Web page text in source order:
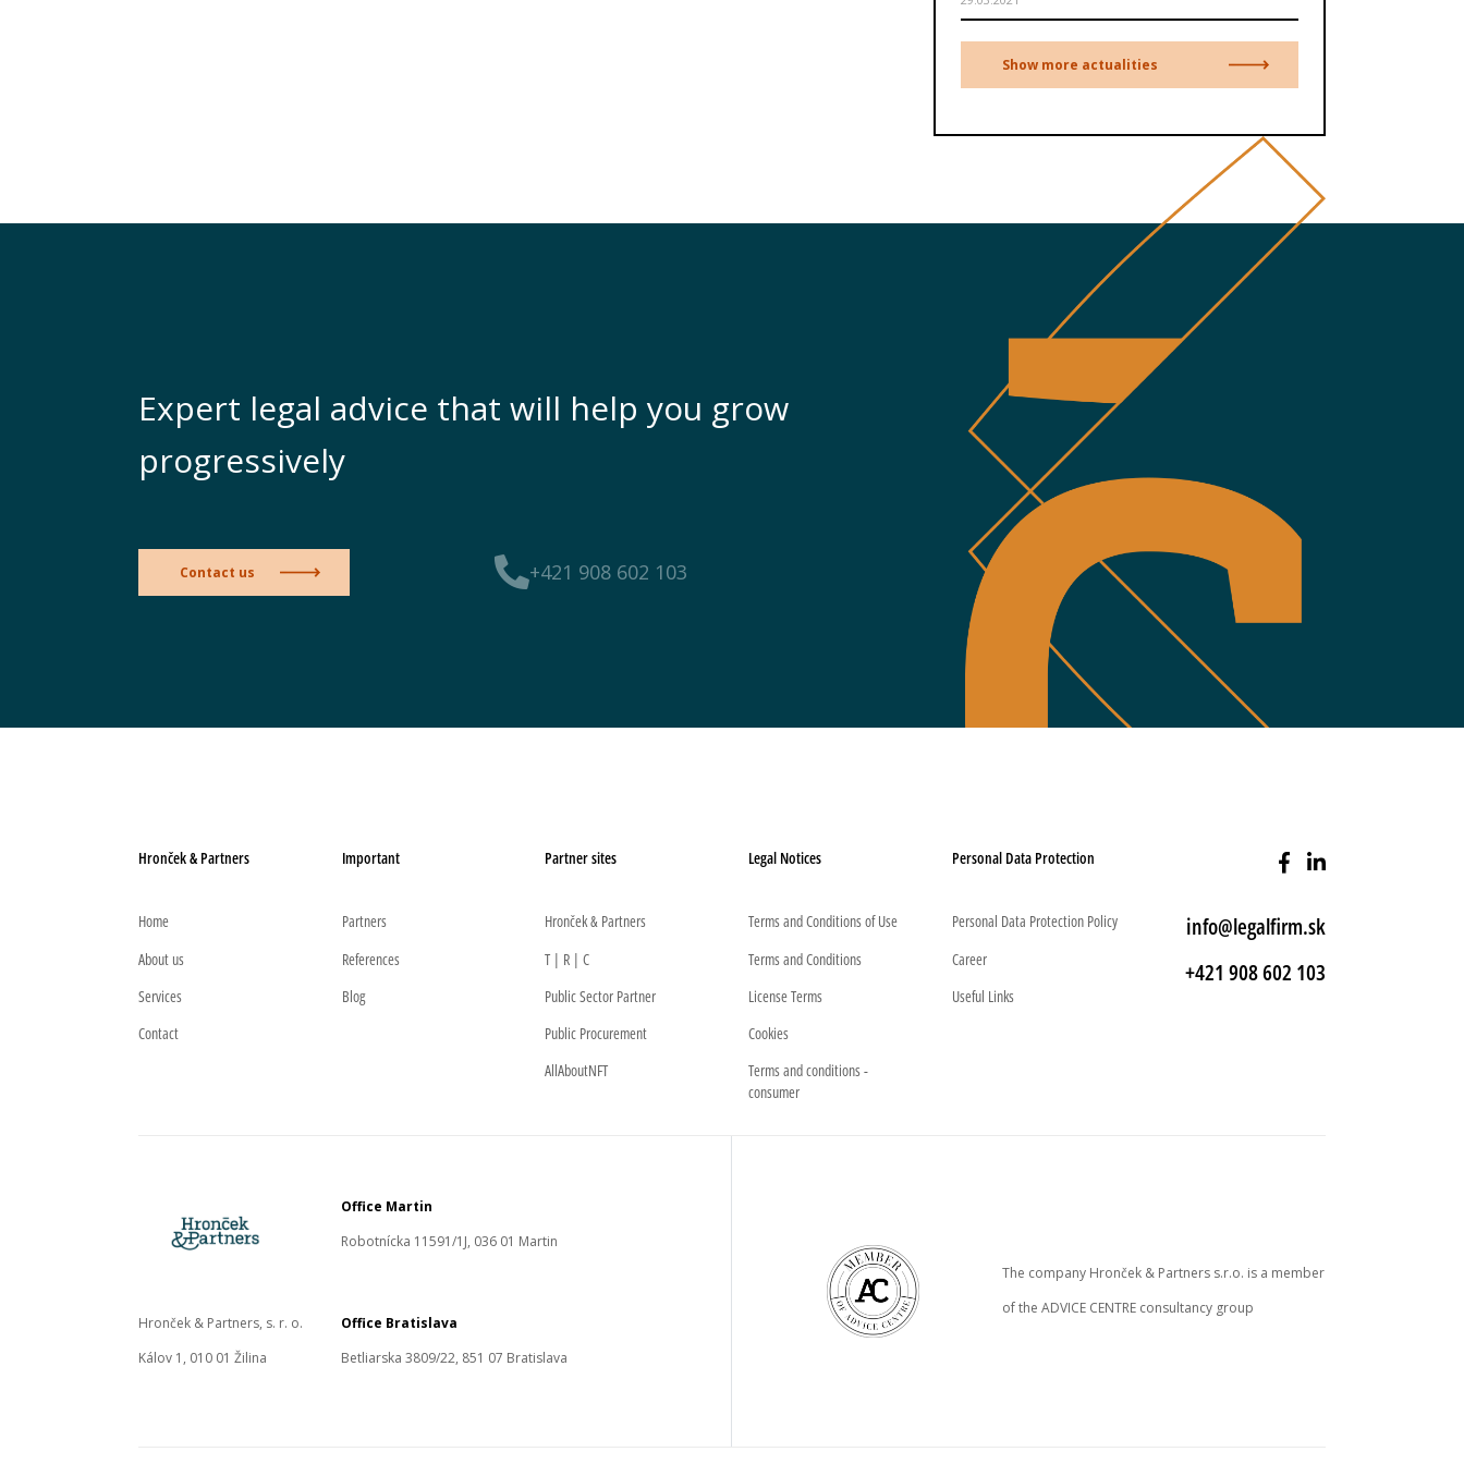
Show more actualities
Expert legal advice that will help you grow
progressively
+421 908 602 103
Contact us
Hronček & Partners
Home
About us
Services
Contact
Important
Partners
References
Blog
Partner sites
Hronček & Partners
T | R | C
Public Sector Partner
Public Procurement
AllAboutNFT
Legal Notices
Terms and Conditions of Use
Terms and Conditions
License Terms
Cookies
Terms and conditions -
consumer
Personal Data Protection
Personal Data Protection Policy
Career
Useful Links
info@legalfirm.sk
+421 908 602 103
Office Martin
Robotnícka 11591/1J, 036 01 Martin
Hronček & Partners, s. r. o.
Kálov 1, 010 01 Žilina
Office Bratislava
Betliarska 3809/22, 851 07 Bratislava
The company Hronček & Partners s.r.o. is a member
of the ADVICE CENTRE consultancy group